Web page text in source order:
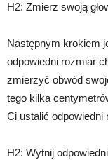
H2: Zmierz swoją
Następnym krokiem
odpowiedni rozmiar
zmierzyć obwód
tego kilka
Ci ustalić odpowiedni
H2: Wytnij